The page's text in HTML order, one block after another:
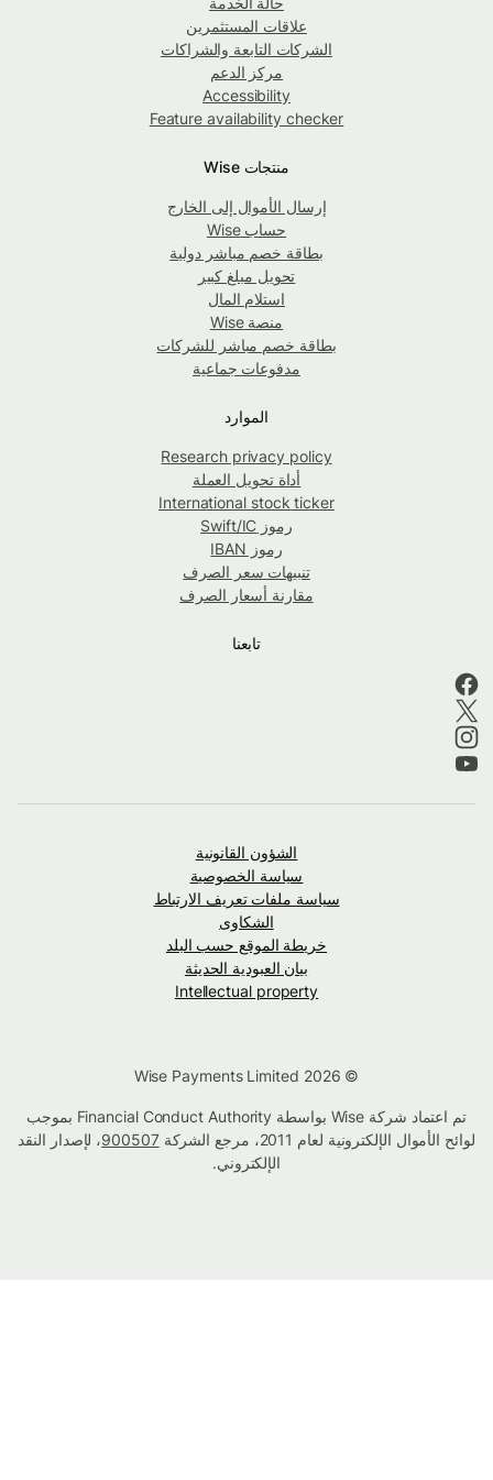
علاقات المستثمرين
الشركات التابعة والشراكات
مركز الدعم
Accessibility
Feature availability checker
منتجات Wise
إرسال الأموال إلى الخارج
حساب Wise
بطاقة خصم مباشر دولية
تحويل مبلغ كبير
استلام المال
منصة Wise
بطاقة خصم مباشر للشركات
مدفوعات جماعية
الموارد
Research privacy policy
أداة تحويل العملة
International stock ticker
رموز Swift/IC
رموز IBAN
تنبيهات سعر الصرف
مقارنة أسعار الصرف
تابعنا
الشؤون القانونية
سياسة الخصوصية
سياسة ملفات تعريف الارتباط
الشكاوى
خريطة الموقع حسب البلد
بيان العبودية الحديثة
Intellectual property
تم اعتماد شركة Wise بواسطة Financial Conduct Authority بموجب
لوائح الأموال الإلكترونية لعام 2011، مرجع الشركة
900507، لإصدار النقد
الإلكتروني.